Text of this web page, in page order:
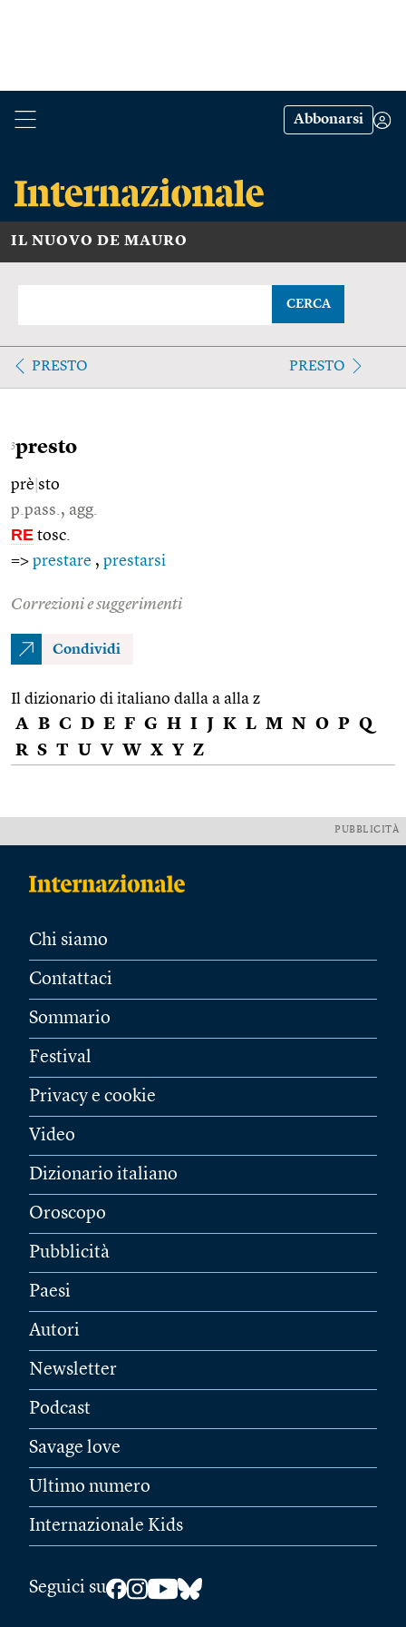
Abbonarsi
IL NUOVO DE MAURO
CERCA
PRESTO PRESTO
3presto
prè sto
p.pass., agg.
RE tosc.
=> prestare , prestarsi
Correzioni e suggerimenti
Condividi
Il dizionario di italiano dalla a alla z
A B C D E F G H I J K L M N O P Q
R S T U V W X Y Z
PUBBLICITÀ
Chi siamo
Contattaci
Sommario
Festival
Privacy e cookie
Video
Dizionario italiano
Oroscopo
Pubblicità
Paesi
Autori
Newsletter
Podcast
Savage love
Ultimo numero
Internazionale Kids
Seguici su